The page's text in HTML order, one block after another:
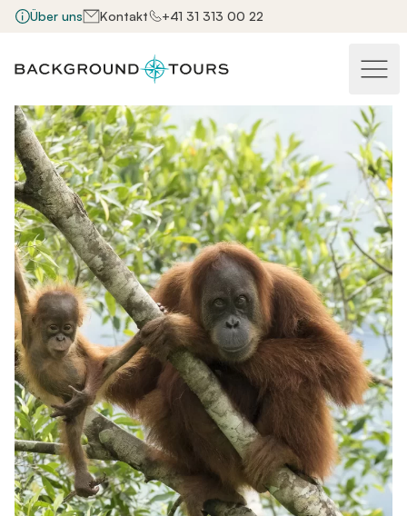
Über uns Kontakt +41 31 313 00 22